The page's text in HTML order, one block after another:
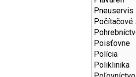
Pneuservis
Počítačové
Poisťovne
Polícia
Poliklinika